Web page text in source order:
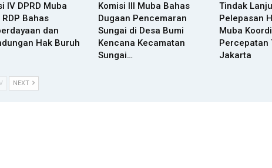
IV DPRD Muba
Bahas
dan
Hak Buruh
Komisi III Muba Bahas
Dugaan Pencemaran
Sungai di Desa Bumi
Kencana Kecamatan
Sungai…
Tindak
Pelepasan
Muba
Percepatan
Jakarta
NEXT